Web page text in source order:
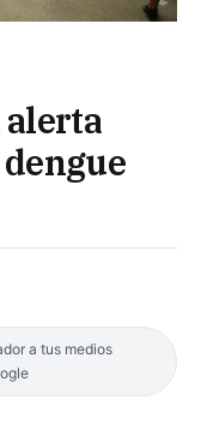
alerta
a tus medios